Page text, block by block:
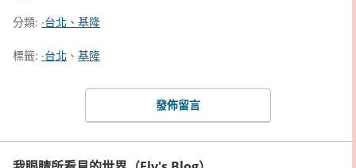
分類: ‧台北、基隆
標籤: ‧台北 、 基隆
發佈留言